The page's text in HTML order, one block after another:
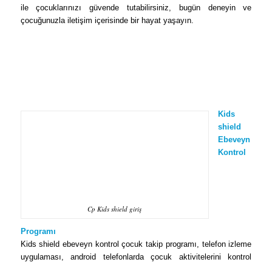
ile çocuklarınızı güvende tutabilirsiniz, bugün deneyin ve
çocuğunuzla iletişim içerisinde bir hayat yaşayın.
Cp Kids shield giriş
Kids
shield
Ebeveyn
Kontrol
Programı
Kids shield ebeveyn kontrol çocuk takip programı, telefon izleme
uygulaması, android telefonlarda çocuk aktivitelerini kontrol